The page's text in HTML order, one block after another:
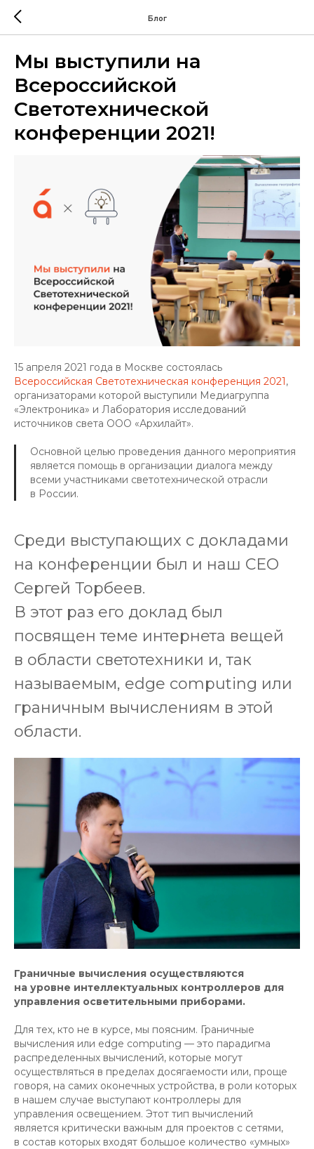
Блог
Мы выступили на
Всероссийской
Светотехнической
конференции 2021!
15 апреля 2021 года в Москве состоялась
Всероссийская Светотехническая конференция 2021,
организаторами которой выступили Медиагруппа
«Электроника» и Лаборатория исследований
источников света ООО «Архилайт».
Основной целью проведения данного мероприятия
является помощь в организации диалога между
всеми участниками светотехнической отрасли
в России.
Среди выступающих с докладами
на конференции был и наш СЕО
Сергей Торбеев.
В этот раз его доклад был
посвящен теме интернета вещей
в области светотехники и, так
называемым, edge computing или
граничным вычислениям в этой
области.
Граничные вычисления осуществляются
на уровне интеллектуальных контроллеров для
управления осветительными приборами.
Для тех, кто не в курсе, мы поясним. Граничные
вычисления или edge computing — это парадигма
распределенных вычислений, которые могут
осуществляться в пределах досягаемости или, проще
говоря, на самих оконечных устройства, в роли которых
в нашем случае выступают контроллеры для
управления освещением. Этот тип вычислений
является критически важным для проектов с сетями,
в состав которых входят большое количество «умных»